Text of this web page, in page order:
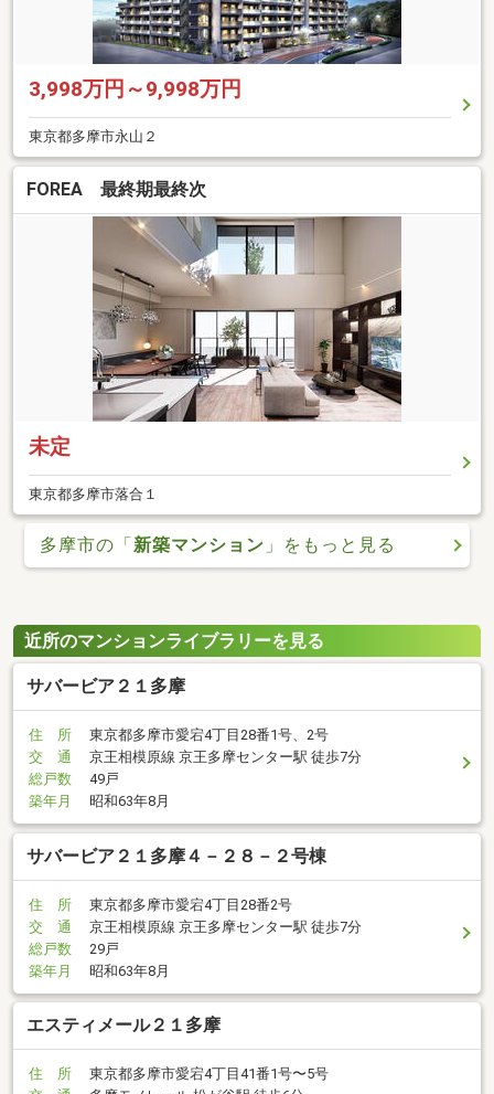
3,998万円～9,998万円
東京都多摩市永山２
FOREA 最終期最終次
未定
東京都多摩市落合１
多摩市の「 新築マンション 」をもっと見る
近所のマンションライブラリーを見る
サバービア２１多摩
住 所
東京都多摩市愛宕4丁目28番1号、2号
交 通
京王相模原線 京王多摩センター駅 徒歩7分
総戸数
49戸
築年月
昭和63年8月
サバービア２１多摩４－２８－２号棟
住 所
東京都多摩市愛宕4丁目28番2号
交 通
京王相模原線 京王多摩センター駅 徒歩7分
総戸数
29戸
築年月
昭和63年8月
エスティメール２１多摩
住 所
東京都多摩市愛宕4丁目41番1号〜5号